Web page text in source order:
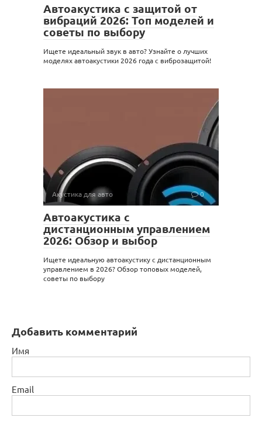
Автоакустика с защитой от
вибраций 2026: Топ моделей и
советы по выбору
Ищете идеальный звук в авто? Узнайте о лучших
моделях автоакустики 2026 года с виброзащитой!
Акустика для авто 0
Автоакустика с
дистанционным управлением
2026: Обзор и выбор
Ищете идеальную автоакустику с дистанционным
управлением в 2026? Обзор топовых моделей,
советы по выбору
Добавить комментарий
Имя
Email